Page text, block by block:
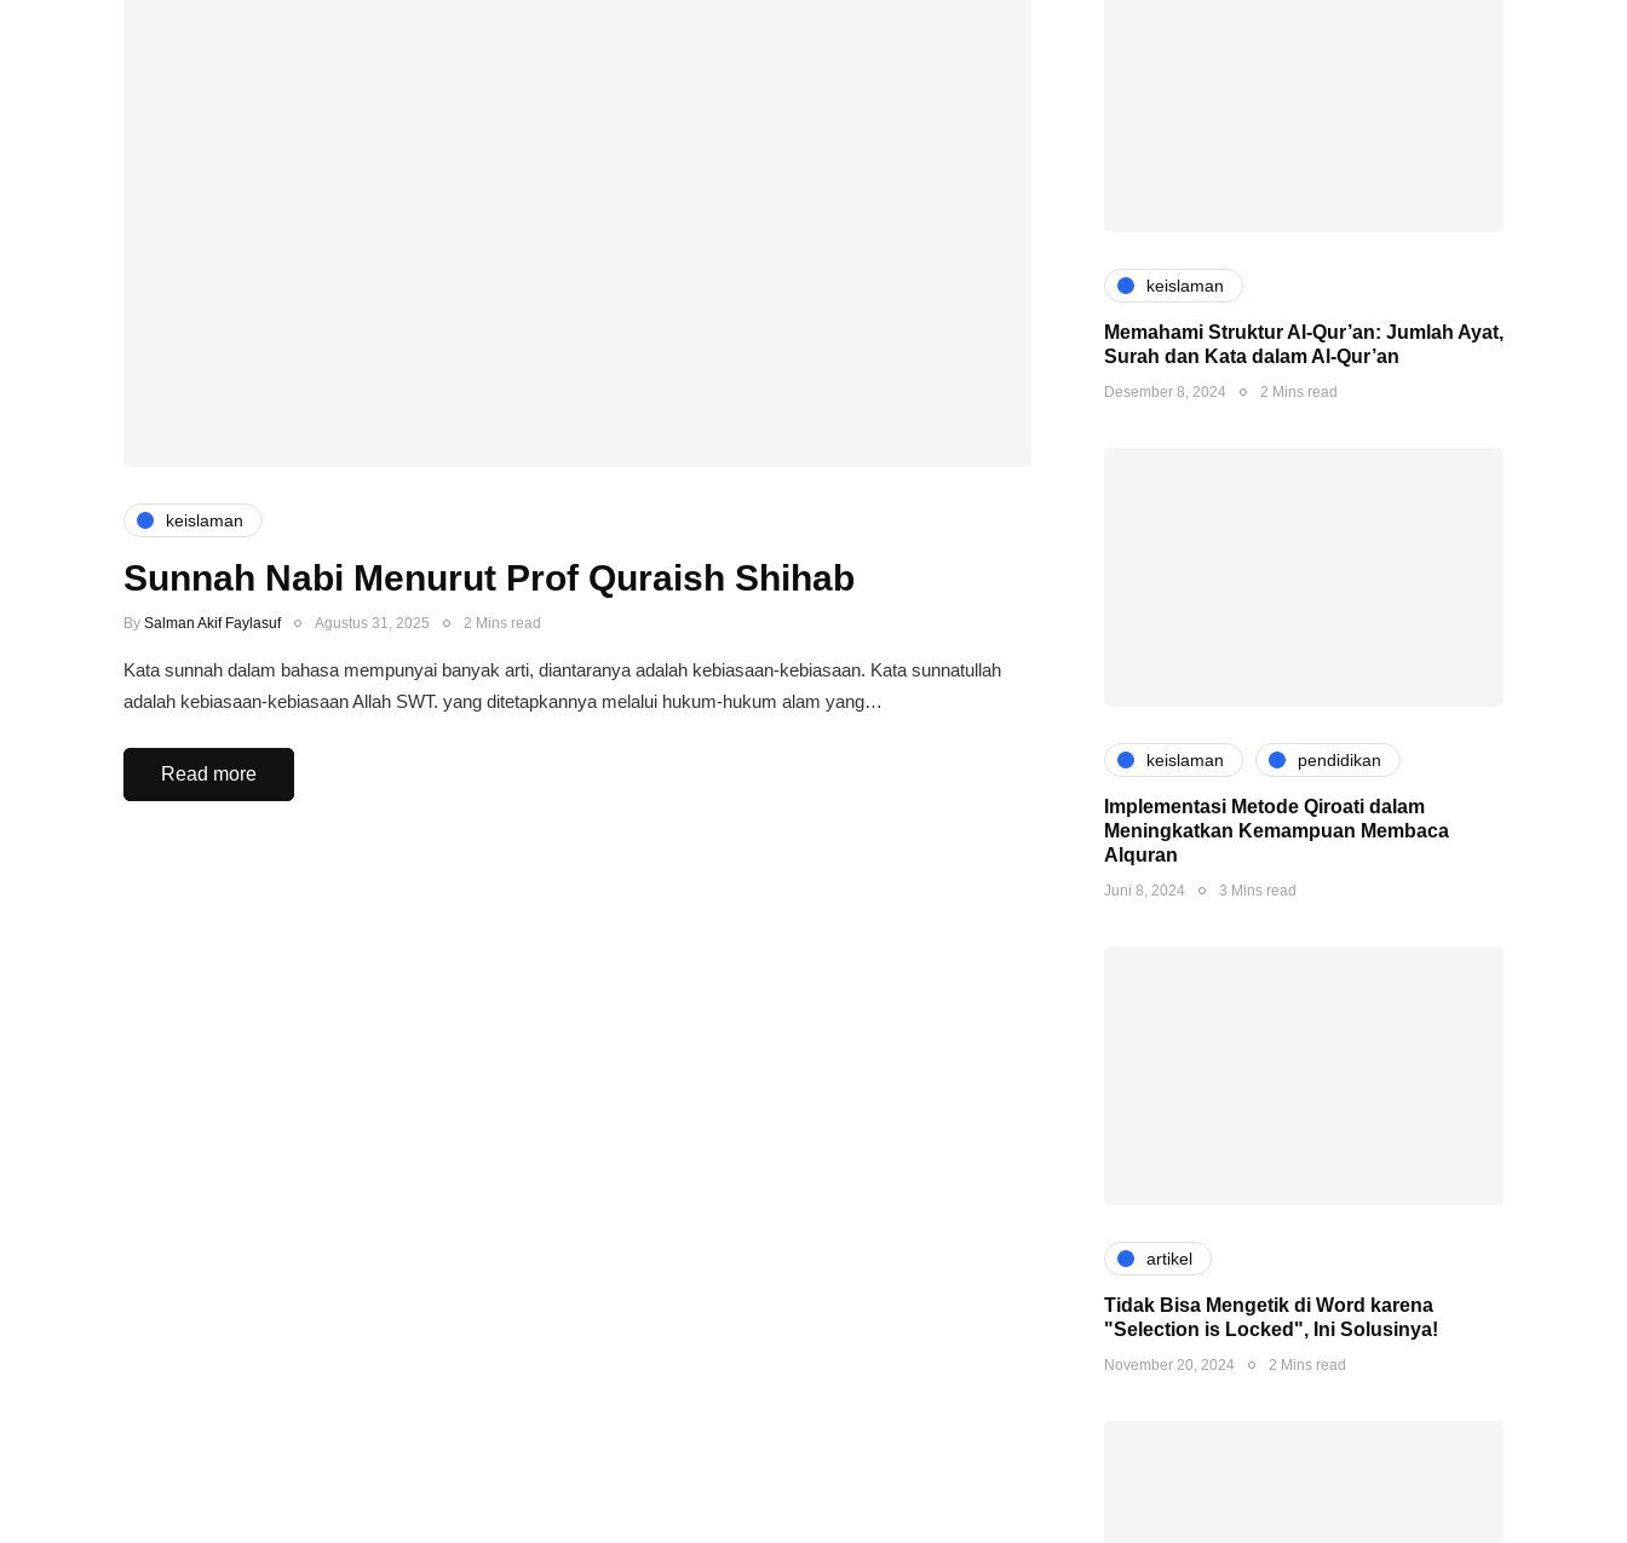
keislaman
Sunnah Nabi Menurut Prof Quraish Shihab
By Salman Akif Faylasuf Agustus 31, 2025 2 Mins read
Kata sunnah dalam bahasa mempunyai banyak arti, diantaranya adalah kebiasaan-kebiasaan. Kata sunnatullah
adalah kebiasaan-kebiasaan Allah SWT. yang ditetapkannya melalui hukum-hukum alam yang…
Read more
keislaman
Memahami Struktur Al-Qur’an: Jumlah Ayat,
Surah dan Kata dalam Al-Qur’an
Desember 8, 2024 2 Mins read
keislaman pendidikan
Implementasi Metode Qiroati dalam
Meningkatkan Kemampuan Membaca
Alquran
Juni 8, 2024 3 Mins read
artikel
Tidak Bisa Mengetik di Word karena
"Selection is Locked", Ini Solusinya!
November 20, 2024 2 Mins read